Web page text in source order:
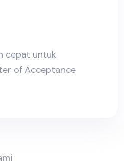
cepat untuk
of Acceptance